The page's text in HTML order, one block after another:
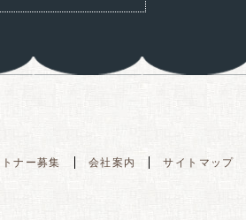
ナー募集 会社案内 サイトマップ